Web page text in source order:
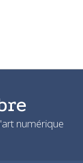
numérique